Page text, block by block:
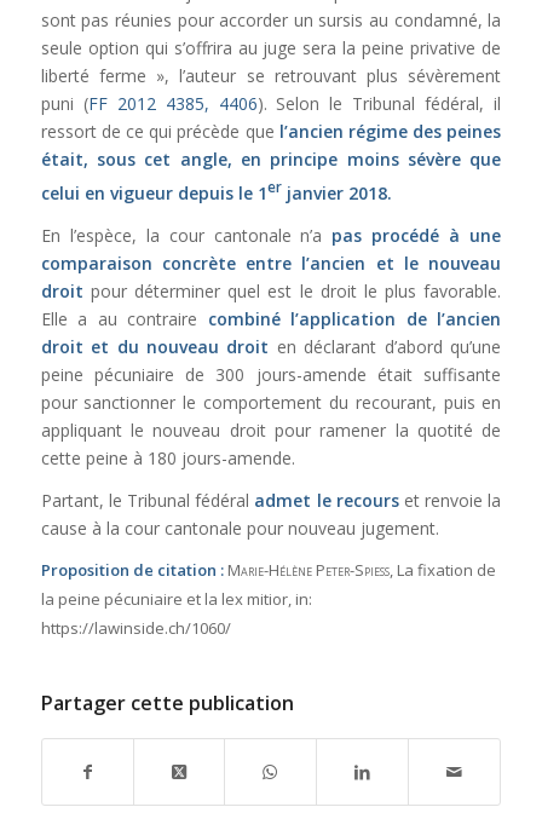
sont pas réunies pour accorder un sursis au condamné, la
seule option qui s’offrira au juge sera la peine privative de
liberté ferme », l’auteur se retrouvant plus sévèrement
puni (FF 2012 4385, 4406). Selon le Tribunal fédéral, il
ressort de ce qui précède que l’ancien régime des peines
était, sous cet angle, en principe moins sévère que
celui en vigueur depuis le 1erjanvier 2018.
En l’espèce, la cour cantonale n’a pas procédé à une
comparaison concrète entre l’ancien et le nouveau
droit pour déterminer quel est le droit le plus favorable.
Elle a au contraire combiné l’application de l’ancien
droit et du nouveau droit en déclarant d’abord qu’une
peine pécuniaire de 300 jours-amende était suffisante
pour sanctionner le comportement du recourant, puis en
appliquant le nouveau droit pour ramener la quotité de
cette peine à 180 jours-amende.
Partant, le Tribunal fédéral admet le recourset renvoie la
cause à la cour cantonale pour nouveau jugement.
Proposition de citation : Marie-Hélène Peter-Spiess, La fixation de
la peine pécuniaire et la lex mitior, in:
https://lawinside.ch/1060/
Partager cette publication